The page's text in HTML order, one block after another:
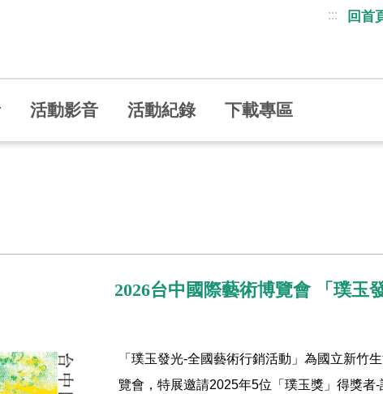
::: 回首
活動影音 活動紀錄 下載專區
2026台中國際藝術博覽會 「璞玉
「璞玉發光-全國藝術行銷活動」為國立新竹
覽會，特展邀請2025年5位「璞玉獎」得獎